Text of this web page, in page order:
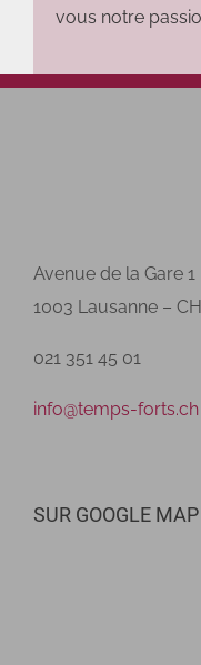
vous notre
Avenue de la Gare 1
1003 Lausanne – CH
021 351 45 01
info@temps-forts.ch
SUR GOOGLE MAP